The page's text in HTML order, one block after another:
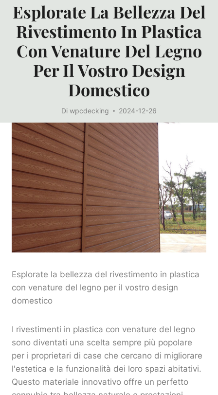
Esplorate La Bellezza Del
Rivestimento In Plastica
Con Venature Del Legno
Per Il Vostro Design
Domestico
Di wpcdecking 2024-12-26
Esplorate la bellezza del rivestimento in plastica
con venature del legno per il vostro design
domestico
I rivestimenti in plastica con venature del legno
sono diventati una scelta sempre più popolare
per i proprietari di case che cercano di migliorare
l'estetica e la funzionalità dei loro spazi abitativi.
Questo materiale innovativo offre un perfetto